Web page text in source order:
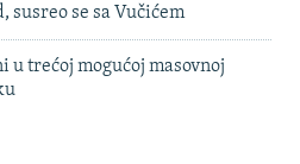
susreo se sa Vučićem
u trećoj mogućoj masovnoj